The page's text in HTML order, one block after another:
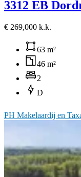
3312 EB
€ 269,000 k.k.
63 m²
46 m²
2
D
PH Makelaardij en